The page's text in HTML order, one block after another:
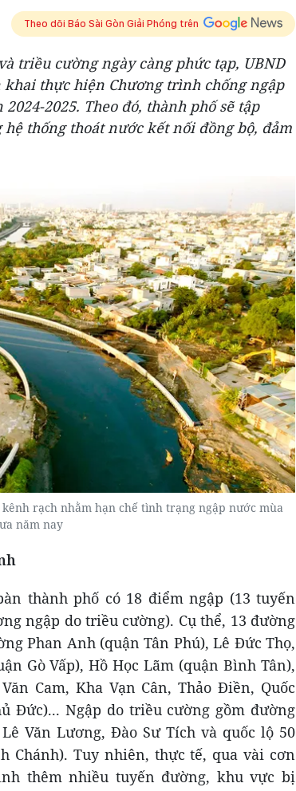
Theo dõi Báo Sài Gòn Giải Phóng trên
triều cường ngày càng phức tạp, UBND
khai thực hiện Chương trình chống ngập
2025. Theo đó, thành phố sẽ tập
thống thoát nước kết nối đồng bộ, đảm
rạch nhằm hạn chế tình trạng ngập nước mùa
năm nay
thành phố có 18 điểm ngập (13 tuyến
ngập do triều cường). Cụ thể, 13 đường
Phan Anh (quận Tân Phú), Lê Đức Thọ,
Gò Vấp), Hồ Học Lãm (quận Bình Tân),
Cam, Kha Vạn Cân, Thảo Điền, Quốc
Đức)... Ngập do triều cường gồm đường
Văn Lương, Đào Sư Tích và quốc lộ 50
Chánh). Tuy nhiên, thực tế, qua vài cơn
thêm nhiều tuyến đường, khu vực bị